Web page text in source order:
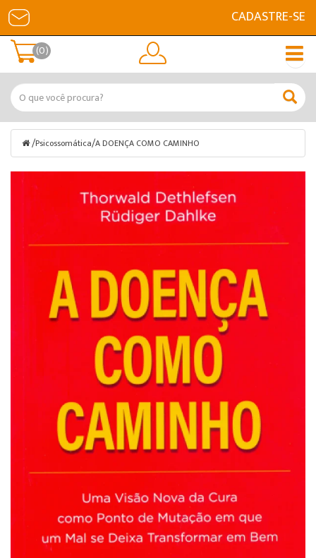
CADASTRE-SE
(0)
/Psicossomática/A DOENÇA COMO CAMINHO